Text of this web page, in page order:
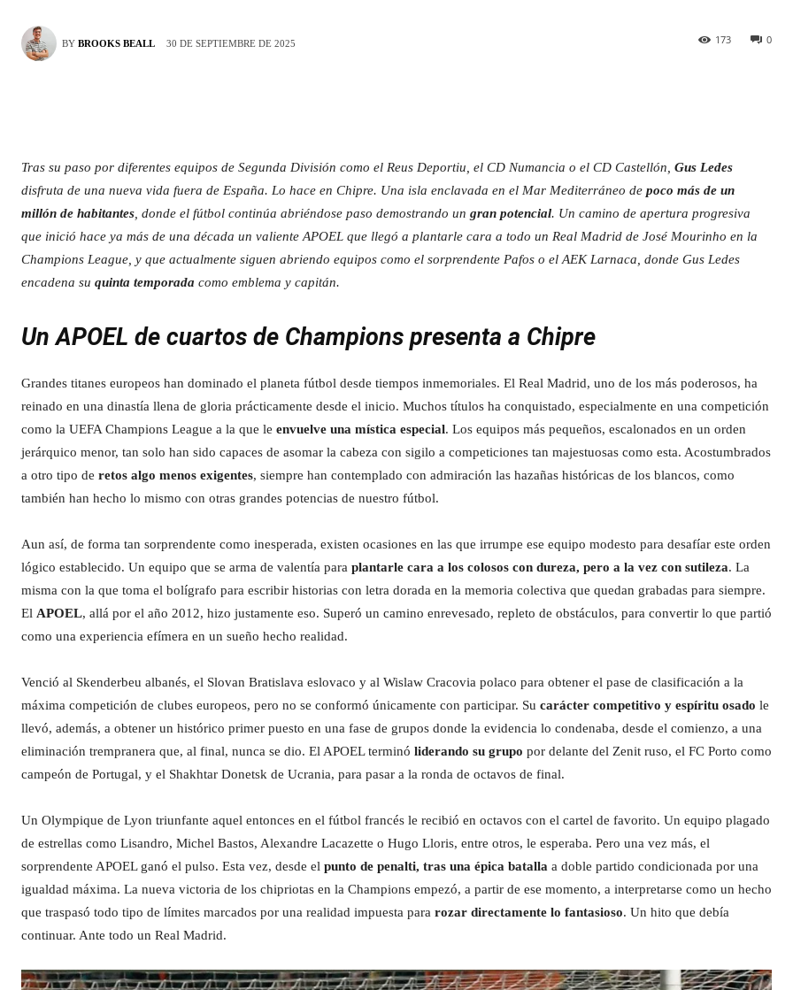
BY BROOKS BEALL 30 DE SEPTIEMBRE DE 2025 0
173
Tras su paso por diferentes equipos de Segunda División como el Reus Deportiu, el CD Numancia o el CD Castellón, Gus Ledes
disfruta de una nueva vida fuera de España. Lo hace en Chipre. Una isla enclavada en el Mar Mediterráneo de poco más de un
millón de habitantes, donde el fútbol continúa abriéndose paso demostrando un gran potencial. Un camino de apertura progresiva
que inició hace ya más de una década un valiente APOEL que llegó a plantarle cara a todo un Real Madrid de José Mourinho en la
Champions League, y que actualmente siguen abriendo equipos como el sorprendente Pafos o el AEK Larnaca, donde Gus Ledes
encadena su quinta temporada como emblema y capitán.
Un APOEL de cuartos de Champions presenta a Chipre
Grandes titanes europeos han dominado el planeta fútbol desde tiempos inmemoriales. El Real Madrid, uno de los más poderosos, ha
reinado en una dinastía llena de gloria prácticamente desde el inicio. Muchos títulos ha conquistado, especialmente en una competición
como la UEFA Champions League a la que le envuelve una mística especial. Los equipos más pequeños, escalonados en un orden
jerárquico menor, tan solo han sido capaces de asomar la cabeza con sigilo a competiciones tan majestuosas como esta. Acostumbrados
a otro tipo de retos algo menos exigentes, siempre han contemplado con admiración las hazañas históricas de los blancos, como
también han hecho lo mismo con otras grandes potencias de nuestro fútbol.
Aun así, de forma tan sorprendente como inesperada, existen ocasiones en las que irrumpe ese equipo modesto para desafíar este orden
lógico establecido. Un equipo que se arma de valentía para plantarle cara a los colosos con dureza, pero a la vez con sutileza. La
misma con la que toma el bolígrafo para escribir historias con letra dorada en la memoria colectiva que quedan grabadas para siempre.
El APOEL, allá por el año 2012, hizo justamente eso. Superó un camino enrevesado, repleto de obstáculos, para convertir lo que partió
como una experiencia efímera en un sueño hecho realidad.
Venció al Skenderbeu albanés, el Slovan Bratislava eslovaco y al Wislaw Cracovia polaco para obtener el pase de clasificación a la
máxima competición de clubes europeos, pero no se conformó únicamente con participar. Su carácter competitivo y espíritu osado le
llevó, además, a obtener un histórico primer puesto en una fase de grupos donde la evidencia lo condenaba, desde el comienzo, a una
eliminación trempranera que, al final, nunca se dio. El APOEL terminó liderando su grupo por delante del Zenit ruso, el FC Porto como
campeón de Portugal, y el Shakhtar Donetsk de Ucrania, para pasar a la ronda de octavos de final.
Un Olympique de Lyon triunfante aquel entonces en el fútbol francés le recibió en octavos con el cartel de favorito. Un equipo plagado
de estrellas como Lisandro, Michel Bastos, Alexandre Lacazette o Hugo Lloris, entre otros, le esperaba. Pero una vez más, el
sorprendente APOEL ganó el pulso. Esta vez, desde el punto de penalti, tras una épica batalla a doble partido condicionada por una
igualdad máxima. La nueva victoria de los chipriotas en la Champions empezó, a partir de ese momento, a interpretarse como un hecho
que traspasó todo tipo de límites marcados por una realidad impuesta para rozar directamente lo fantasioso. Un hito que debía
continuar. Ante todo un Real Madrid.